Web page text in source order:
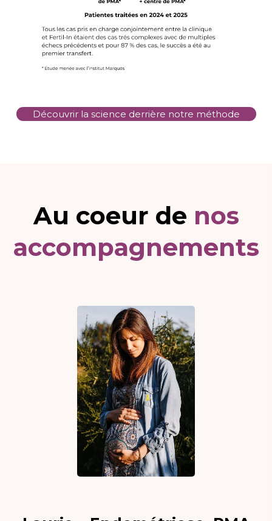
Découvrir la science derrière notre méthode
Au coeur de nos
accompagnements